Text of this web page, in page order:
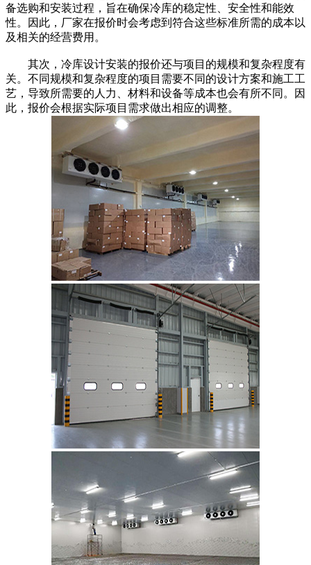
备选购和安装过程，旨在确保冷库的稳定性、安全性和能效
性。因此，厂家在报价时会考虑到符合这些标准所需的成本以
及相关的经营费用。
其次，冷库设计安装的报价还与项目的规模和复杂程度有
关。不同规模和复杂程度的项目需要不同的设计方案和施工工
艺，导致所需要的人力、材料和设备等成本也会有所不同。因
此，报价会根据实际项目需求做出相应的调整。